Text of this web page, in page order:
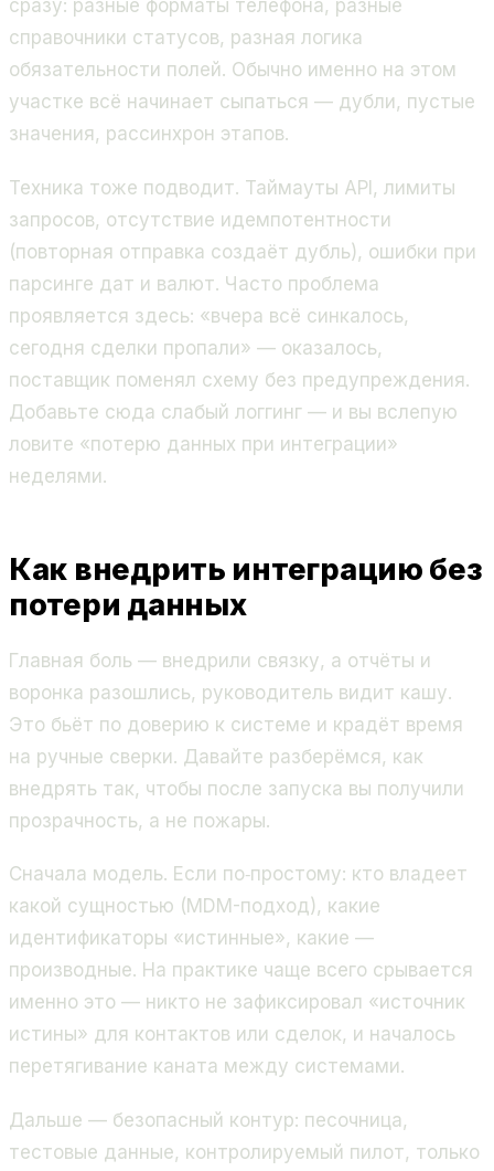
сразу: разные форматы телефона, разные
справочники статусов, разная логика
обязательности полей. Обычно именно на этом
участке всё начинает сыпаться — дубли, пустые
значения, рассинхрон этапов.
Техника тоже подводит. Таймауты API, лимиты
запросов, отсутствие идемпотентности
(повторная отправка создаёт дубль), ошибки при
парсинге дат и валют. Часто проблема
проявляется здесь: «вчера всё синкалось,
сегодня сделки пропали» — оказалось,
поставщик поменял схему без предупреждения.
Добавьте сюда слабый логгинг — и вы вслепую
ловите «потерю данных при интеграции»
неделями.
Как внедрить интеграцию без
потери данных
Главная боль — внедрили связку, а отчёты и
воронка разошлись, руководитель видит кашу.
Это бьёт по доверию к системе и крадёт время
на ручные сверки. Давайте разберёмся, как
внедрять так, чтобы после запуска вы получили
прозрачность, а не пожары.
Сначала модель. Если по‑простому: кто владеет
какой сущностью (MDM-подход), какие
идентификаторы «истинные», какие —
производные. На практике чаще всего срывается
именно это — никто не зафиксировал «источник
истины» для контактов или сделок, и началось
перетягивание каната между системами.
Дальше — безопасный контур: песочница,
тестовые данные, контролируемый пилот, только